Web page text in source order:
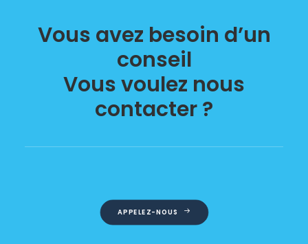
Vous avez besoin d’un
conseil
Vous voulez nous
contacter ?
APPELEZ-NOUS